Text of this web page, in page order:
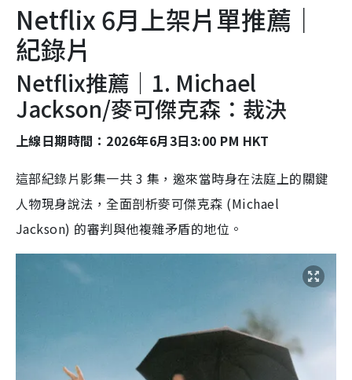
Netflix 6月上架片單推薦｜
紀錄片
Netflix推薦｜1. Michael
Jackson/麥可傑克森：裁決
上線日期時間：2026年6月3日3:00 PM HKT
這部紀錄片影集一共 3 集，邀來當時身在法庭上的關鍵
人物現身說法，全面剖析麥可傑克森 (Michael
Jackson) 的審判與他複雜矛盾的地位。